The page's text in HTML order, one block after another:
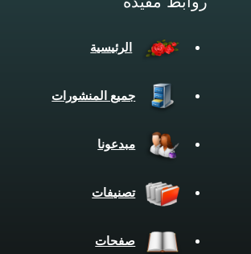
الرئيسية
جميع المنشورات
مبدعونا
تصنيفات
صفحات